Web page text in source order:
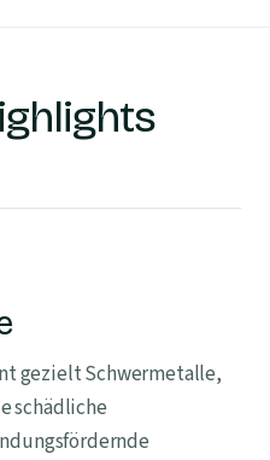
gezielt Schwermetalle,
schädliche